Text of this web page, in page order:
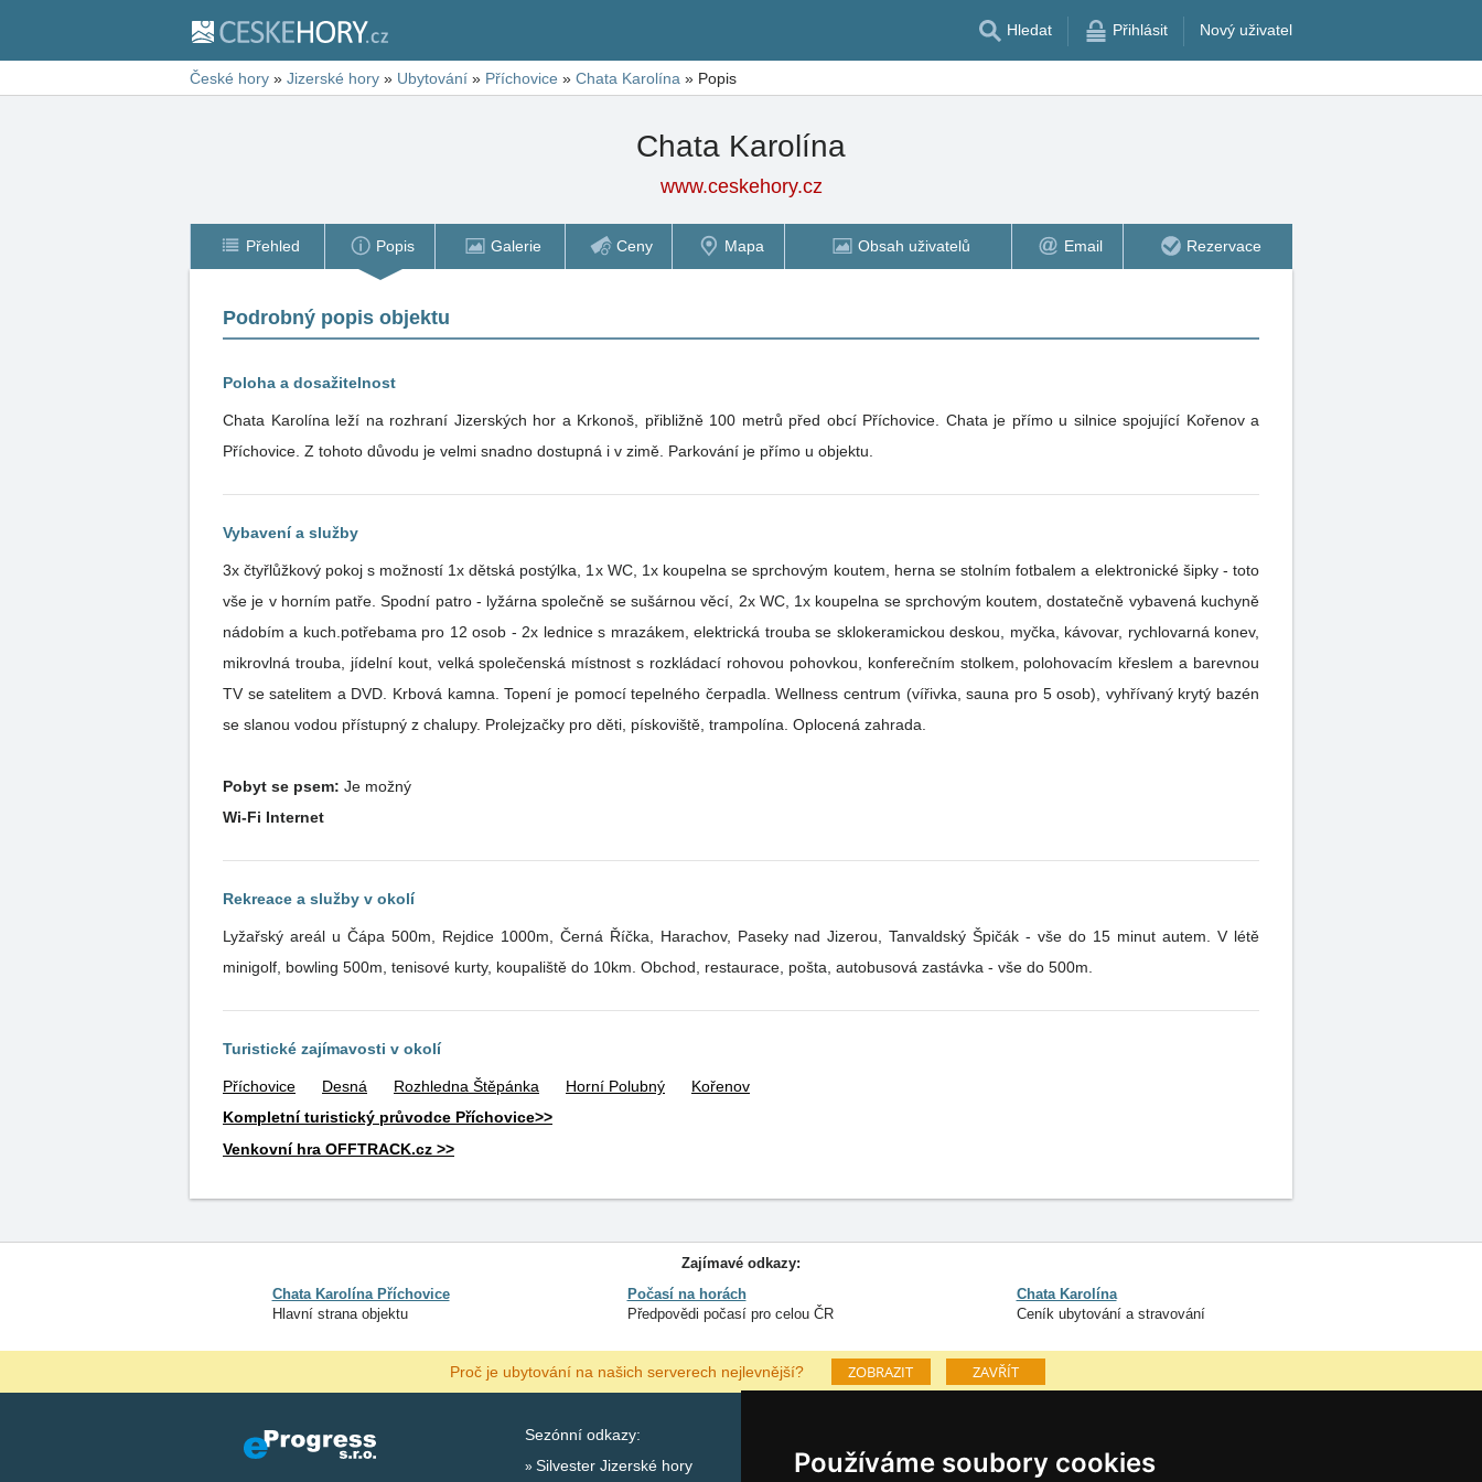
Používáme soubory cookies
Hledat Přihlásit Nový uživatel
České hory » Jizerské hory » Ubytování » Příchovice » Chata Karolína » Popis
Chata Karolína
www.ceskehory.cz
Přehled Popis Galerie Ceny Mapa Obsah uživatelů Email Rezervace
Podrobný popis objektu
Poloha a dosažitelnost
Chata Karolína leží na rozhraní Jizerských hor a Krkonoš, přibližně 100 metrů před obcí Příchovice. Chata je přímo u silnice spojující Kořenov a
Příchovice. Z tohoto důvodu je velmi snadno dostupná i v zimě. Parkování je přímo u objektu.
Vybavení a služby
3x čtyřlůžkový pokoj s možností 1x dětská postýlka, 1x WC, 1x koupelna se sprchovým koutem, herna se stolním fotbalem a elektronické šipky - toto
vše je v horním patře. Spodní patro - lyžárna společně se sušárnou věcí, 2x WC, 1x koupelna se sprchovým koutem, dostatečně vybavená kuchyně
nádobím a kuch.potřebama pro 12 osob - 2x lednice s mrazákem, elektrická trouba se sklokeramickou deskou, myčka, kávovar, rychlovarná konev,
mikrovlná trouba, jídelní kout, velká společenská místnost s rozkládací rohovou pohovkou, konferečním stolkem, polohovacím křeslem a barevnou
TV se satelitem a DVD. Krbová kamna. Topení je pomocí tepelného čerpadla. Wellness centrum (vířivka, sauna pro 5 osob), vyhřívaný krytý bazén
se slanou vodou přístupný z chalupy. Prolejzačky pro děti, pískoviště, trampolína. Oplocená zahrada.
Pobyt se psem: Je možný
Wi-Fi Internet
Rekreace a služby v okolí
Lyžařský areál u Čápa 500m, Rejdice 1000m, Černá Říčka, Harachov, Paseky nad Jizerou, Tanvaldský Špičák - vše do 15 minut autem. V létě
minigolf, bowling 500m, tenisové kurty, koupaliště do 10km. Obchod, restaurace, pošta, autobusová zastávka - vše do 500m.
Turistické zajímavosti v okolí
Příchovice Desná Rozhledna Štěpánka Horní Polubný
Kořenov
Kompletní turistický průvodce Příchovice>>
Venkovní hra OFFTRACK.cz >>
Zajímavé odkazy:
Chata Karolína Příchovice
Hlavní strana objektu
Počasí na horách
Předpovědi počasí pro celou ČR
Chata Karolína
Ceník ubytování a stravování
Proč je ubytování na našich serverech nejlevnější? ZOBRAZIT ZAVŘÍT
Sezónní odkazy:
Silvester Jizerské hory
Lastminute Jizerské hory
Cookies